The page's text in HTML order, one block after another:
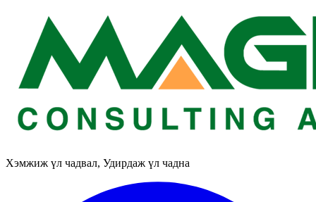
Хэмжиж үл чадвал, Удирдаж үл чадна